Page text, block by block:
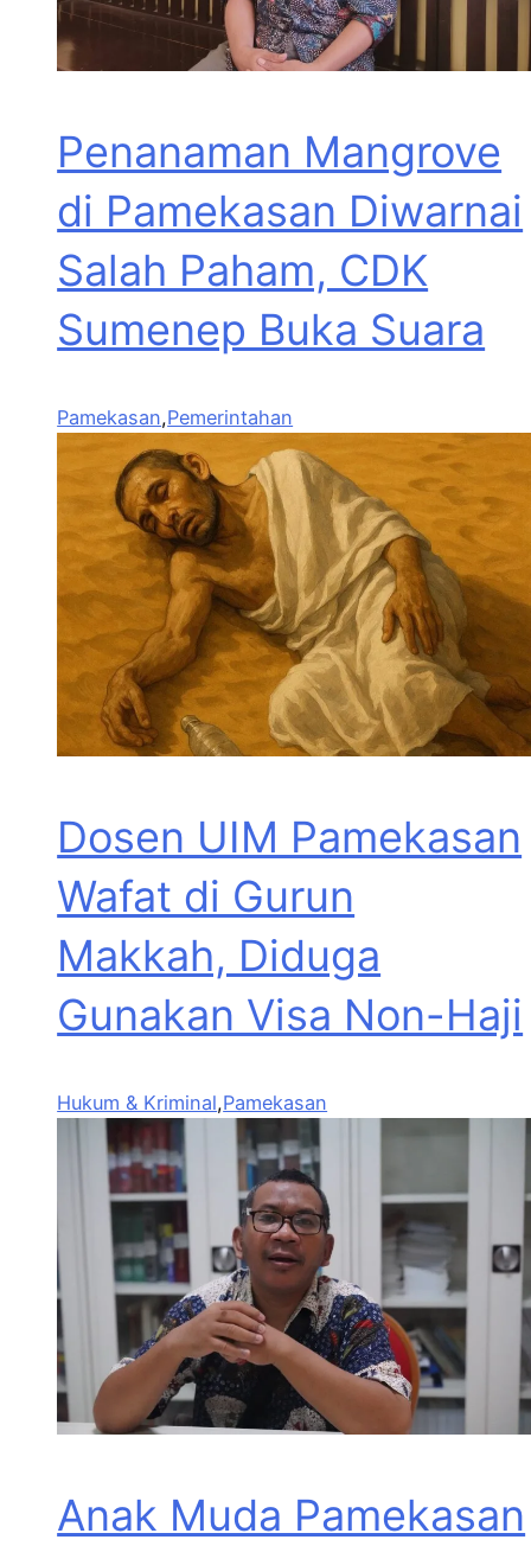
Penanaman Mangrove
di Pamekasan Diwarnai
Salah Paham, CDK
Sumenep Buka Suara
Pamekasan,Pemerintahan
Dosen UIM Pamekasan
Wafat di Gurun
Makkah, Diduga
Gunakan Visa Non-Haji
Hukum & Kriminal,Pamekasan
Anak Muda Pamekasan